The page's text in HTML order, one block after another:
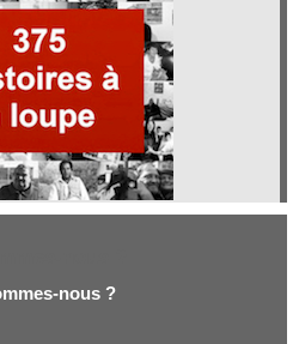
nous ?